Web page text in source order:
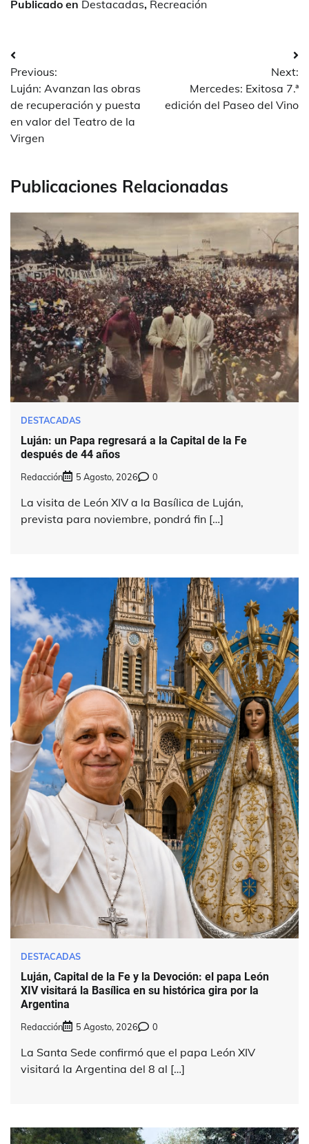
Publicado en Destacadas, Recreación
Navegación
de
entradas
Previous:
Luján: Avanzan las obras
de recuperación y puesta
en valor del Teatro de la
Virgen
Next:
Mercedes: Exitosa 7.ª
edición del Paseo del Vino
Publicaciones Relacionadas
DESTACADAS
Luján: un Papa regresará a la Capital de la Fe
después de 44 años
Redacción 5 Agosto, 2026 0
La visita de León XIV a la Basílica de Luján,
prevista para noviembre, pondrá fin […]
DESTACADAS
Luján, Capital de la Fe y la Devoción: el papa León
XIV visitará la Basílica en su histórica gira por la
Argentina
Redacción 5 Agosto, 2026 0
La Santa Sede confirmó que el papa León XIV
visitará la Argentina del 8 al […]